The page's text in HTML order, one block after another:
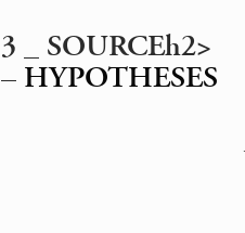
3 _ SOURCEh2>
– HYPOTHESES